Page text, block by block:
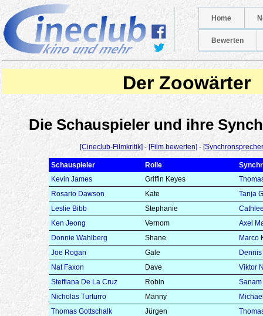
Home
Bewerten
Der Zoowärter
Die Schauspieler und ihre
[Cineclub-Filmkritik] - [Film bewerten] -
Schauspieler Rolle
Kevin James
Griffin Keyes
Rosario Dawson
Kate
Tanja
Leslie Bibb
Stephanie
Ken Jeong
Vernom
Axel
Donnie Wahlberg
Shane
Marco
Joe Rogan
Gale
Nat Faxon
Dave
Viktor
Steffiana De La Cruz
Robin
Nicholas Turturro
Manny
Thomas Gottschalk
Jürgen